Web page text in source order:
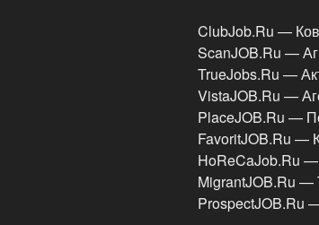
ClubJob.Ru —
ScanJOB.Ru —
TrueJobs.Ru —
VistaJOB.Ru —
PlaceJOB.Ru —
FavoritJOB.Ru —
HoReCaJob.Ru
MigrantJOB.Ru —
ProspectJOB.Ru